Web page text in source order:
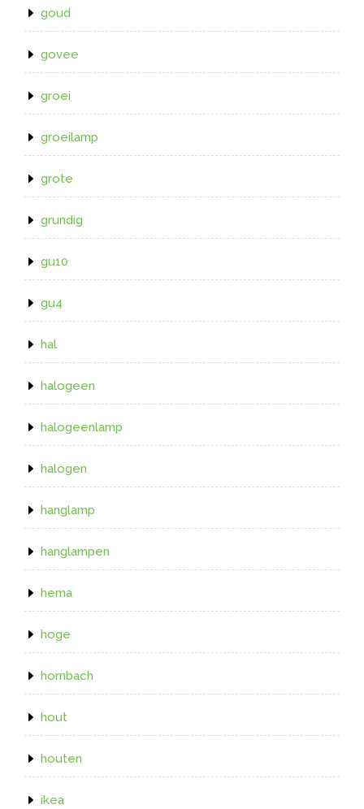
goud
govee
groei
groeilamp
grote
grundig
gu10
gu4
hal
halogeen
halogeenlamp
halogen
hanglamp
hanglampen
hema
hoge
hornbach
hout
houten
ikea